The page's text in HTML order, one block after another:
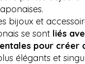
bijoux et
se sont liés
pour créer
élégants et